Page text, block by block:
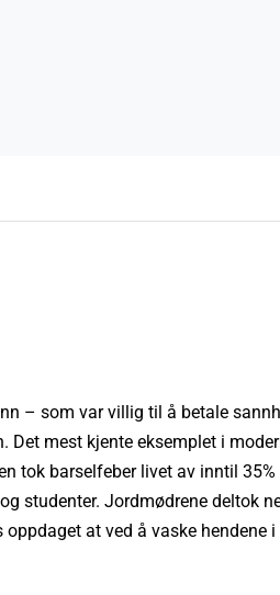
– som var villig til å betale
mest kjente eksemplet i
tok barselfeber livet av inntil
studenter. Jordmødrene deltok
at ved å vaske hendene